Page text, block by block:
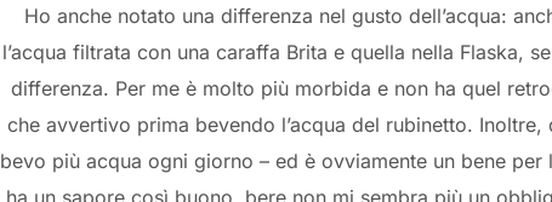
Ho anche notato una differenza nel gusto dell’acqua:
l’acqua filtrata con una caraffa Brita e quella nella Flaska,
differenza. Per me è molto più morbida e non ha quel
che avvertivo prima bevendo l’acqua del rubinetto. Inoltre,
bevo più acqua ogni giorno – ed è ovviamente un bene per